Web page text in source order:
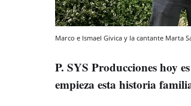
Marco e Ismael Givica y la cantante Marta
P. SYS Producciones hoy
empieza esta historia